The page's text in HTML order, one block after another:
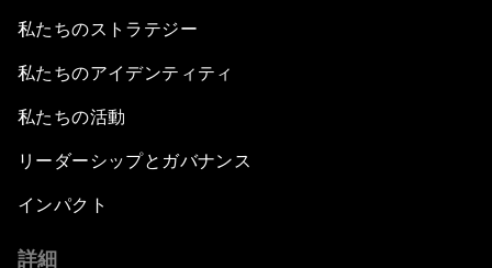
私たちのストラテジー
私たちのアイデンティティ
私たちの活動
リーダーシップとガバナンス
インパクト
詳細